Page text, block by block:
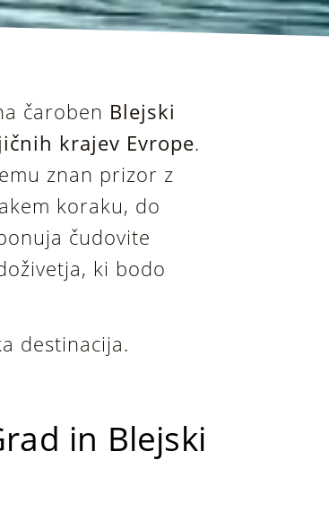
čaroben Blejski
krajev Evrope.
znan prizor z
koraku, do
čudovite
ki bodo
destinacija.
in Blejski